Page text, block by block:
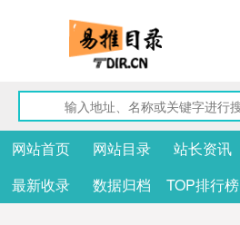
网站首页 网站目录 站长资讯
最新收录
数据归档 TOP排行榜